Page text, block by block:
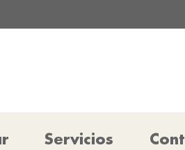
Servicios